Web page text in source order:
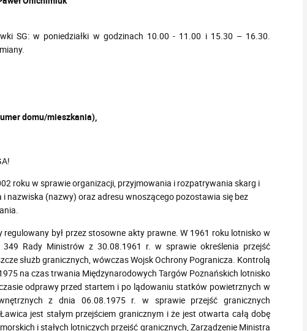
SG: w poniedziałki w godzinach 10.00 - 11.00 i 15.30 – 16.30.
domu/mieszkania),
roku w sprawie organizacji, przyjmowania i rozpatrywania skarg i
nazwiska (nazwy) oraz adresu wnoszącego pozostawia się bez
był przez stosowne akty prawne. W 1961 roku lotnisko w
Rady Ministrów z 30.08.1961 r. w sprawie określenia przejść
służb granicznych, wówczas Wojsk Ochrony Pogranicza. Kontrolą
na czas trwania Międzynarodowych Targów Poznańskich lotnisko
odprawy przed startem i po lądowaniu statków powietrznych w
z dnia 06.08.1975 r. w sprawie przejść granicznych
jest stałym przejściem granicznym i że jest otwarta całą dobę
i stałych lotniczych przejść granicznych, Zarządzenie Ministra